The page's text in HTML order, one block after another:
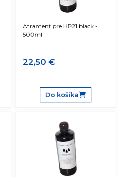
Atrament pre HP21 black -
500ml
22,50 €
Do košíka